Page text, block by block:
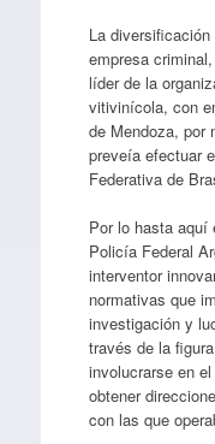
La
empresa
líder de la
vitivinícola, con
de Mendoza, por
preveía efectuar
Federativa de
Por lo hasta aquí
Policía Federal
interventor
normativas que
investigación y
través de la
involucrarse en
obtener
con las que